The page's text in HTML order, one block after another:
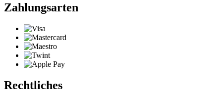
Zahlungsarten
Rechtliches